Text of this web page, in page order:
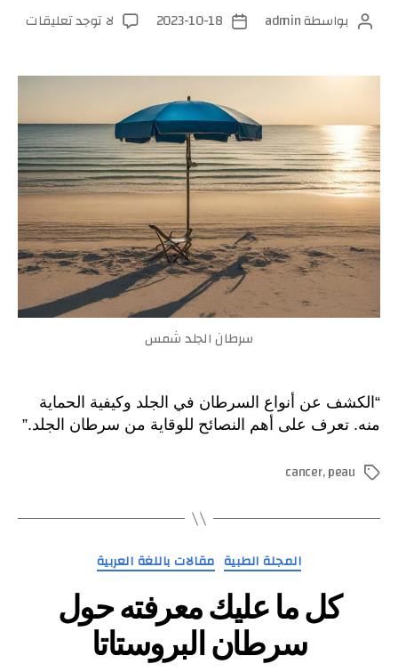
كاتببواسطةadmin
تاريخ2023-10-18 لا توجد تعليقاتعلى
سرطان الجلد شمس
“الكشف عن أنواع السرطان في الجلد وكيفية الحماية
منه. تعرف على أهم النصائح للوقاية من سرطان الجلد.”
الوسوم cancer,peau
التصنيفات المجلة الطبية مقالات باللغة العربية
كل ما عليك معرفته حول
سرطان البروستاتا